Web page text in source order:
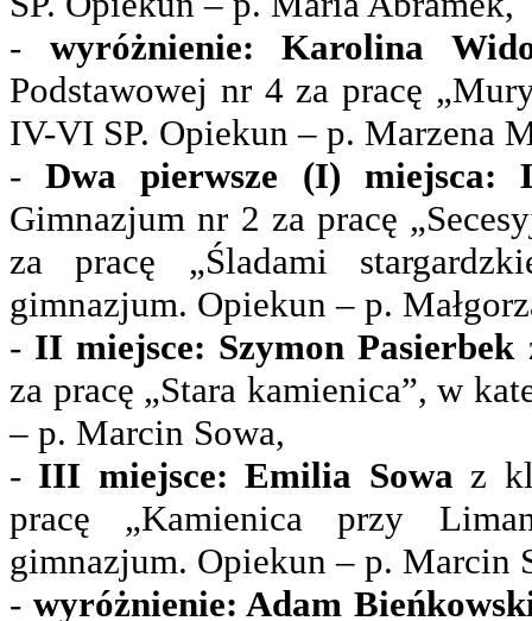
- wyróżnienie: Karolina
Podstawowej nr 4 za pracę
IV-VI SP. Opiekun – p. Marzena
- Dwa pierwsze (I) miejsca:
Gimnazjum nr 2 za pracę
za pracę „Śladami
gimnazjum. Opiekun – p.
- II miejsce: Szymon Pasierbek
za pracę „Stara kamienica”, w
– p. Marcin Sowa,
- III miejsce: Emilia Sowa z
pracę „Kamienica przy
gimnazjum. Opiekun – p. Marcin
- wyróżnienie: Adam